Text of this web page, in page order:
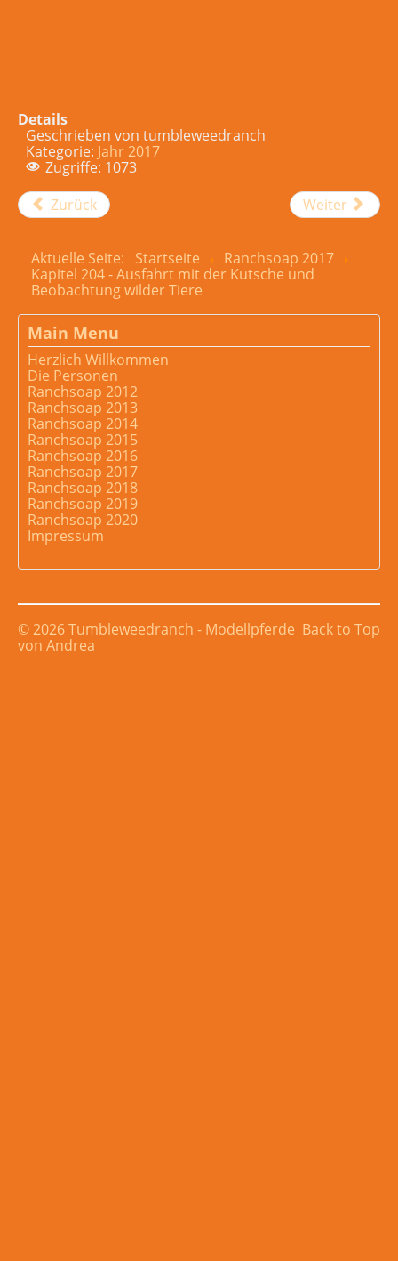
Details
Geschrieben von tumbleweedranch
Kategorie: Jahr 2017
Zugriffe: 1073
Zurück
Weiter
Aktuelle Seite: Startseite
Ranchsoap 2017
Kapitel 204 - Ausfahrt mit der Kutsche und
Beobachtung wilder Tiere
Main Menu
Herzlich Willkommen
Die Personen
Ranchsoap 2012
Ranchsoap 2013
Ranchsoap 2014
Ranchsoap 2015
Ranchsoap 2016
Ranchsoap 2017
Ranchsoap 2018
Ranchsoap 2019
Ranchsoap 2020
Impressum
Back to Top
© 2026 Tumbleweedranch - Modellpferde
von Andrea